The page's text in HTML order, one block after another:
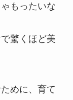
もったいな
驚くほど美
めに、育て